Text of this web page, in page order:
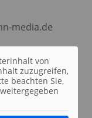
media.de
von
zuzugreifen,
beachten Sie,